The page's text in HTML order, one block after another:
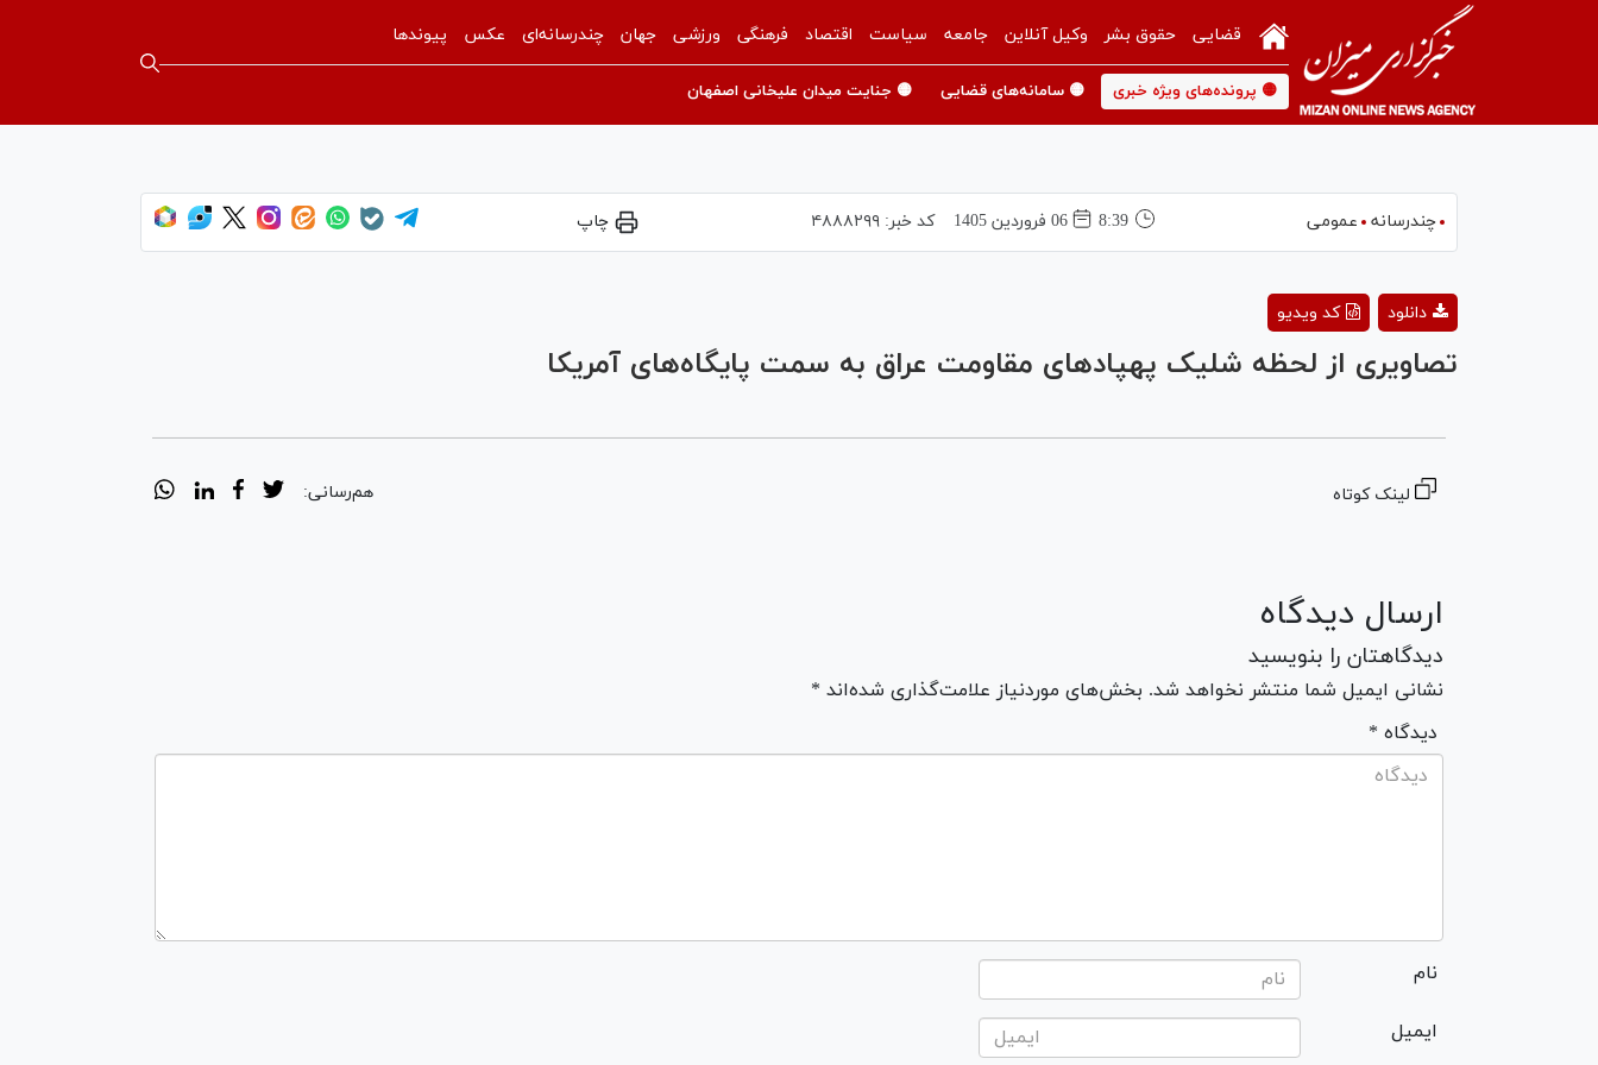
قضایی حقوق بشر وکیل آنلاین جامعه سیاست اقتصاد فرهنگی ورزشی جهان چندرسانه‌ای عکس پیوندها
🟡 پرونده‌های ویژه خبری 🟡 سامانه‌های قضایی 🟡 جنایت میدان علیخانی اصفهان
چندرسانه عمومی 8:39 06 فروردين 1405 کد خبر: ۴۸۸۸۲۹۹ چاپ
Video
کد ویدیو دانلود
تصاویری از لحظه شلیک پهپادهای مقاومت عراق به سمت پایگاه‌های آمریکا
لینک کوتاه هم‌رسانی:
ارسال دیدگاه
دیدگاهتان را بنویسید
نشانی ایمیل شما منتشر نخواهد شد. بخش‌های موردنیاز علامت‌گذاری شده‌اند *
* دیدگاه
نام
ایمیل